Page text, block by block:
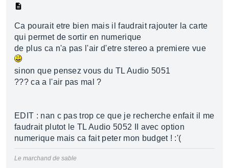
Ca pourait etre bien mais il faudrait rajouter la carte
qui permet de sortir en numerique
de plus ca n'a pas l'air d'etre stereo a premiere vue
sinon que pensez vous du TL Audio 5051
??? ca a l'air pas mal ?
EDIT : nan c pas trop ce que je recherche enfait il me
faudrait plutot le TL Audio 5052 II avec option
numerique mais ca fait peter mon budget ! :'(
Le marchand de sable